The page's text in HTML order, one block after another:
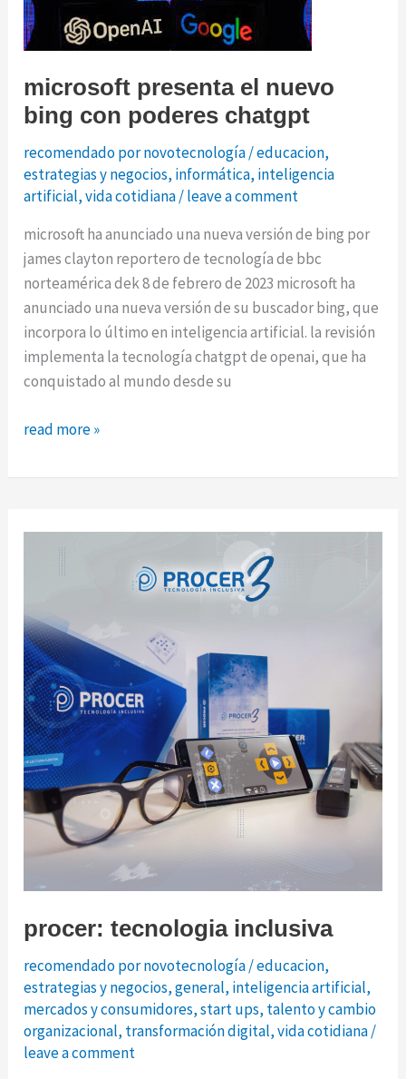
profundamente
inquieto
microsoft presenta el nuevo
bing con poderes chatgpt
recomendado por novotecnología/educacion,
estrategias y negocios, informática, inteligencia
artificial,vida cotidiana/leave a comment
microsoft ha anunciado una nueva versión de bing por
james clayton reportero de tecnología de bbc
norteamérica dek 8 de febrero de 2023 microsoft ha
anunciado una nueva versión de su buscador bing, que
incorpora lo último en inteligencia artificial. la revisión
implementa la tecnología chatgpt de openai, que ha
conquistado al mundo desde su
microsoft
el
poderes
read more »
procer: tecnologia inclusiva
recomendado por novotecnología/educacion,
estrategias y negocios,general, inteligencia artificial,
mercados y consumidores,start ups, talento y cambio
organizacional, transformación digital,vida cotidiana/
leave a comment